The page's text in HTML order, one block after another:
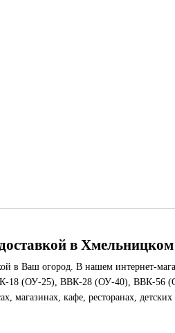
в Хмельницком
в ​​Ваш огород. В нашем интернет-
(ОУ-25), ВВК-28 (ОУ-40), ВВК-56
магазинах, кафе, ресторанах,